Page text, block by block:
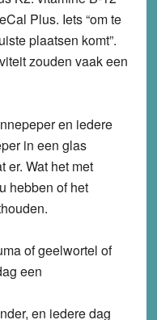
Plus. Iets “om te
plaatsen komt”.
zouden vaak een
en iedere
in een glas
er. Wat het met
hebben of het
of geelwortel of
een
en iedere dag